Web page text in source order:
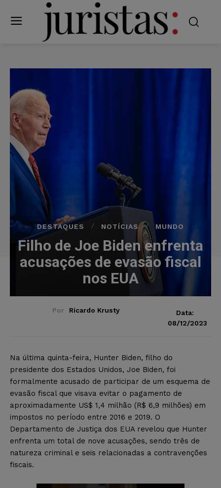
DESTAQUES NOTÍCIAS MUNDO
Filho de Joe Biden enfrenta
acusações de evasão fiscal
nos EUA
Por Ricardo Krusty
Data:
08/12/2023
Na última quinta-feira, Hunter Biden, filho do
presidente dos Estados Unidos, Joe Biden, foi
formalmente acusado de participar de um esquema de
evasão fiscal que visava evitar o pagamento de
aproximadamente US$ 1,4 milhão (R$ 6,9 milhões) em
impostos no período entre 2016 e 2019. O
Departamento de Justiça dos EUA revelou que Hunter
enfrenta um total de nove acusações, sendo três de
natureza criminal e seis relacionadas a contravenções
fiscais.